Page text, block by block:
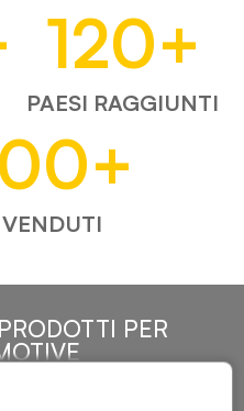
120+
PAESI RAGGIUNTI
+
PER